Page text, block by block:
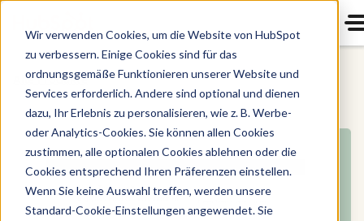
Wir verwenden Cookies, um die Website von HubSpot
zu verbessern. Einige Cookies sind für das
ordnungsgemäße Funktionieren unserer Website und
Services erforderlich. Andere sind optional und dienen
dazu, Ihr Erlebnis zu personalisieren, wie z. B. Werbe-
oder Analytics-Cookies. Sie können allen Cookies
zustimmen, alle optionalen Cookies ablehnen oder die
Cookies entsprechend Ihren Präferenzen einstellen.
Wenn Sie keine Auswahl treffen, werden unsere
Standard-Cookie-Einstellungen angewendet. Sie
Alle Produkte